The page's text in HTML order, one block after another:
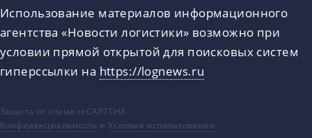
Использование материалов информационного
агентства «Новости логистики» возможно при
условии прямой открытой для поисковых систем
гиперссылки на https://lognews.ru
Защита от спама reCAPTCHA
Конфиденциальность иУсловия использования.